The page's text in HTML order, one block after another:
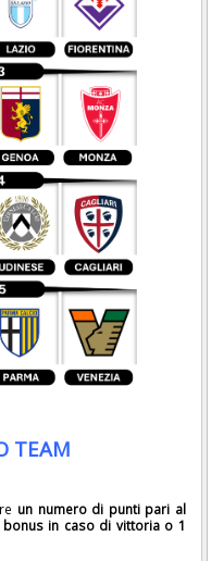
TEAM
un numero di punti pari al
in caso di vittoria o 1